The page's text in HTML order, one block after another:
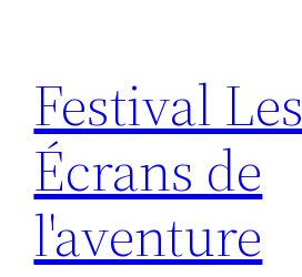
contenu
Festival Les
Écrans de
l'aventure